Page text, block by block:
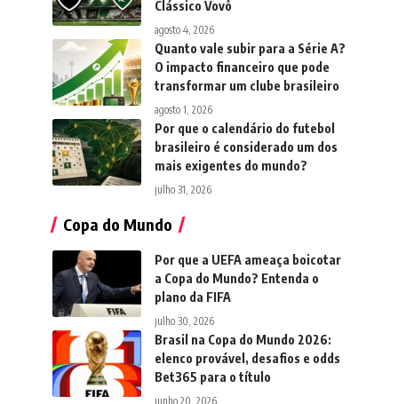
Clássico Vovô
agosto 4, 2026
Quanto vale subir para a Série A?
O impacto financeiro que pode
transformar um clube brasileiro
agosto 1, 2026
Por que o calendário do futebol
brasileiro é considerado um dos
mais exigentes do mundo?
julho 31, 2026
Copa do Mundo
Por que a UEFA ameaça boicotar
a Copa do Mundo? Entenda o
plano da FIFA
julho 30, 2026
Brasil na Copa do Mundo 2026:
elenco provável, desafios e odds
Bet365 para o título
junho 20, 2026